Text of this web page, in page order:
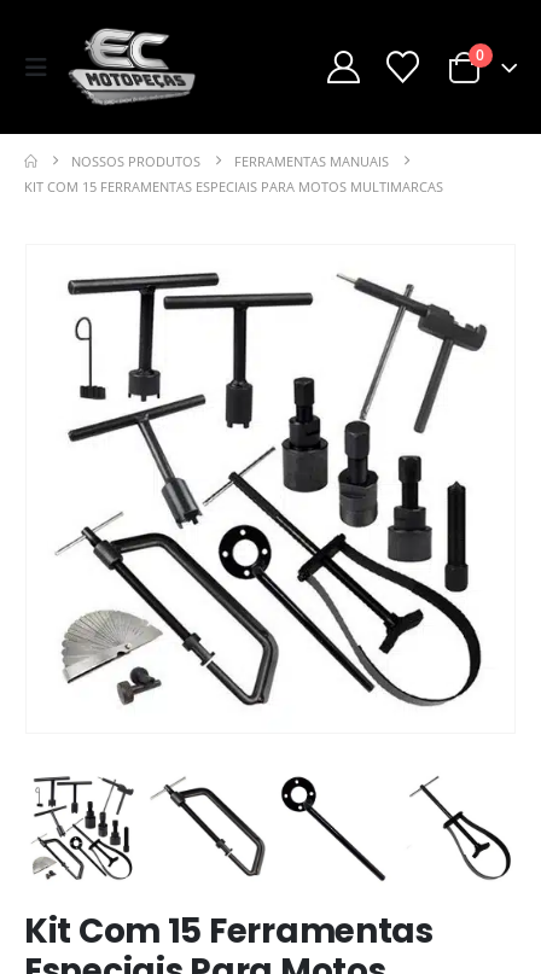
0
NOSSOS PRODUTOS
FERRAMENTAS MANUAIS
KIT COM 15 FERRAMENTAS ESPECIAIS PARA MOTOS MULTIMARCAS
Kit Com 15 Ferramentas